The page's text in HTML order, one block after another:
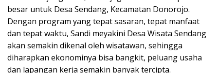
besar untuk Desa Sendang, Kecamatan Donorojo.
Dengan program yang tepat sasaran, tepat manfaat
dan tepat waktu, Sandi meyakini Desa Wisata Sendang
akan semakin dikenal oleh wisatawan, sehingga
diharapkan ekonominya bisa bangkit, peluang usaha
dan lapangan kerja semakin banyak tercipta.